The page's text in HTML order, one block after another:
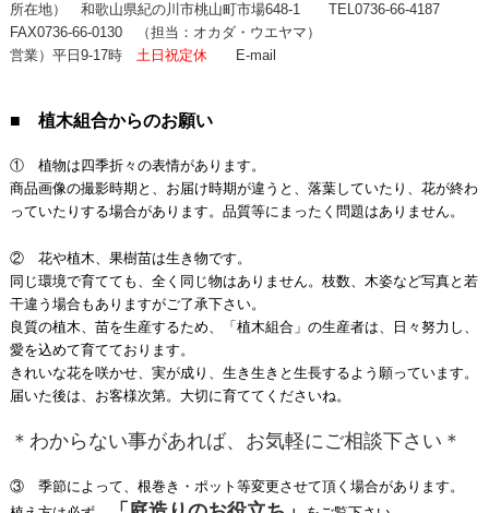
所在地） 和歌山県紀の川市桃山町市場648-1 TEL0736-66-4187
FAX0736-66-0130（担当：オカダ・ウエヤマ）
営業）平日9-17時 土日祝定休 E-mail
■ 植木組合からのお願い
① 植物は四季折々の表情があります。
商品画像の撮影時期と、お届け時期が違うと、落葉していたり、花が終わ
っていたりする場合があります。品質等にまったく問題はありません。
② 花や植木、果樹苗は生き物です。
同じ環境で育てても、全く同じ物はありません。枝数、木姿など写真と若
干違う場合もありますがご了承下さい。
良質の植木、苗を生産するため、「植木組合」の生産者は、日々努力し、
愛を込めて育てております。
きれいな花を咲かせ、実が成り、生き生きと生長するよう願っています。
届いた後は、お客様次第。大切に育ててくださいね。
＊わからない事があれば、お気軽にご相談下さい＊
③ 季節によって、根巻き・ポット等変更させて頂く場合があります。